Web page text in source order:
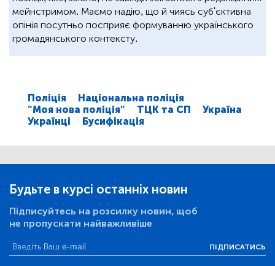
мейнстримом. Маємо надію, що й чиясь суб'єктивна
опінія посутньо посприяє формуванню українського
громадянського контексту.
Поліція
Національна поліція
"Моя нова поліція"
ТЦК та СП
Україна
Українці
Бусифікація
Будьте в курсі останніх новин
Підписуйтесь на розсилку новин, щоб
не пропускати найважливіше
ПІДПИСАТИСЬ